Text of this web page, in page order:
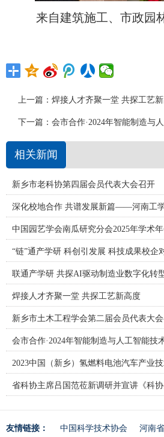
来自建筑施工、市政园林
上一篇： 焊接人才齐聚一堂 共探工艺
下一篇： 会市合作·2024年智能制造与
相关新闻
新乡市老科协第四届会员代表大会召开
深化校地合作 共谱发展新篇——河南工
中国园艺学会南瓜研究分会2025年学术
“链”通产学研 科创引发展 科技成果校企
联通产学研 共探AI驱动制造业数字化转
焊接人才齐聚一堂 共探工艺新高度
新乡市土木工程学会第二届会员代表大
会市合作·2024年智能制造与人工智能技
2023中国（新乡）氢燃料电池汽车产业
省科协主席吕国范莅新调研并宣讲《科协
友情链接： 中国科学技术协会 河南